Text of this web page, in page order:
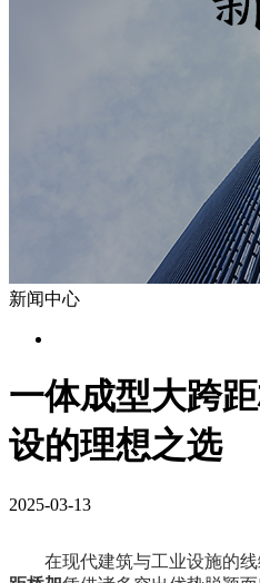
新闻中心
一体成型大跨
设的理想之选
2025-03-13
在现代建筑与工业设施的